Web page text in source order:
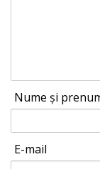
Nume și
E-mail